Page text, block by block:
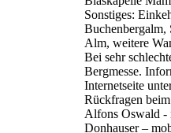
Sonstiges:
Buchenbergalm,
Alm, weitere
Bei sehr
Bergmesse.
Internetseite
Rückfragen
Alfons Oswald -
Donhauser –